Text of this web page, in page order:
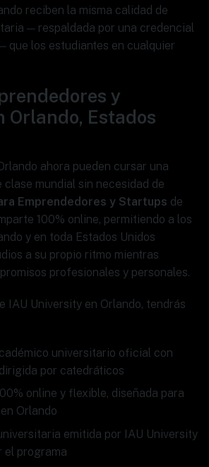
reciben la misma calidad de
— respaldada por una credencial
que los estudiantes en cualquier
y
Orlando, Estados
ahora pueden cursar una
clase mundial sin necesidad de
Emprendedores y Startups de
100% online, permitiendo a los
y en toda Estados Unidos
a su propio ritmo mientras
profesionales y personales.
IAU University en Orlando, tendrás
universitario oficial con
por catedráticos
online y flexible, diseñada para
Orlando
emitida por IAU University
el programa